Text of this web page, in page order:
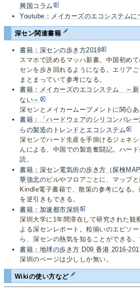
興国コラム
Youtube：メイカーズのエコシステムに
深セン関連書籍
書籍：深センの歩き方2018
スマホで読めるマッハ新書。中国初め
センを歩き回れるようになる。エリア
まとまっていて参考になる。
書籍：メイカーズのエコシステム ～新
ない～
深センとメイカームーブメントに関心あ
書籍：「ハードウェアのシリコンバレ
らの製造のトレンドとエコシステム
深センでハード生産を手掛けるジェネ
んによる、中国での製造奮闘記。ハー
読。
書籍：深セン電気街の歩き方（探検MAP
華強北のビルやフロアごとに、マップ
Kindle電子書籍で、散策の参考になる
を逆引きもできる。
書籍：加速都市深圳
深圳大学に1年間滞在して研究された観
よる深センレポート。粒揃いのエピソ
ら、深センの熱気を知ることができる。
書籍：地球の歩き方 D09 香港 2016-
深圳のページは少ししか無い。
Wikiの使い方など